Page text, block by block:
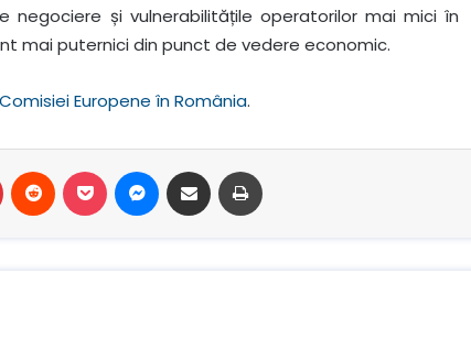
negociere și vulnerabilitățile operatorilor mai mici în
mai puternici din punct de vedere economic.
Europene în România.
Pinterest Reddit Buzunar Mesager Distribuie prin e-mail